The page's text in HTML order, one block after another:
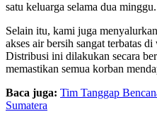
satu keluarga selama dua minggu.
Selain itu, kami juga
akses air bersih sangat terbatas
Distribusi ini dilakukan secara
memastikan semua korban
Baca juga: Tim Tanggap
Sumatera